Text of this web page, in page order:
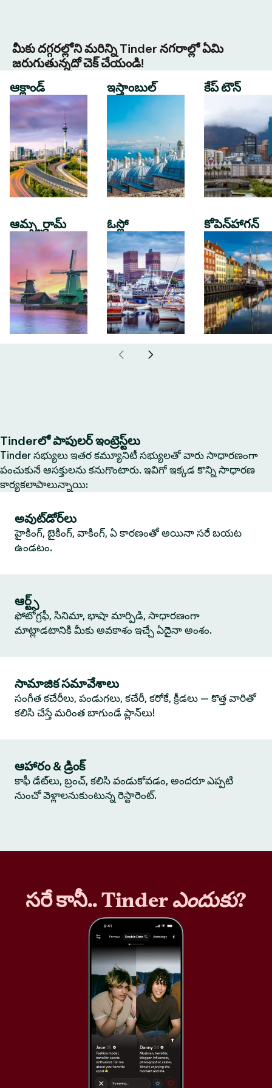
మీకు దగ్గరల్లోని మరిన్ని Tinder నగరాల్లో ఏమి
జరుగుతున్నదో చెక్ చేయండి!
ఆక్లాండ్
ఆమ్స్టర్డామ్
ఇస్తాంబుల్
ఓస్లో
కేప్ టౌన్
కోపెన్‌హాగన్
Tinderలో పాపులర్ ఇంట్రెస్ట్‌లు
Tinder సభ్యులు ఇతర కమ్యూనిటీ సభ్యులతో వారు సాధారణంగా
పంచుకునే ఆసక్తులను కనుగొంటారు. ఇవిగో ఇక్కడ కొన్ని సాధారణ
కార్యకలాపాలున్నాయి:
అవుట్‌డోర్‌లు
హైకింగ్, బైకింగ్, వాకింగ్, ఏ కారణంతో అయినా సరే బయట
ఉండటం.
ఆర్ట్స్
ఫోటోగ్రఫీ, సినిమా, భాషా మార్పిడి, సాధారణంగా
మాట్లాడటానికి మీకు అవకాశం ఇచ్చే ఏదైనా అంశం.
సామాజిక సమావేశాలు
సంగీత కచేరీలు, పండుగలు, కచేరీ, కరోకే, క్రీడలు — కొత్త వారితో
కలిసి చేస్తే మరింత బాగుండే ప్లాన్‌లు!
ఆహారం & డ్రింక్
కాఫీ డేట్‌లు, బ్రంచ్, కలిసి వండుకోవడం, అందరూ ఎప్పటి
నుంచో వెళ్లాలనుకుంటున్న రెస్టారెంట్.
సరే కానీ.. Tinderఎందుకు?